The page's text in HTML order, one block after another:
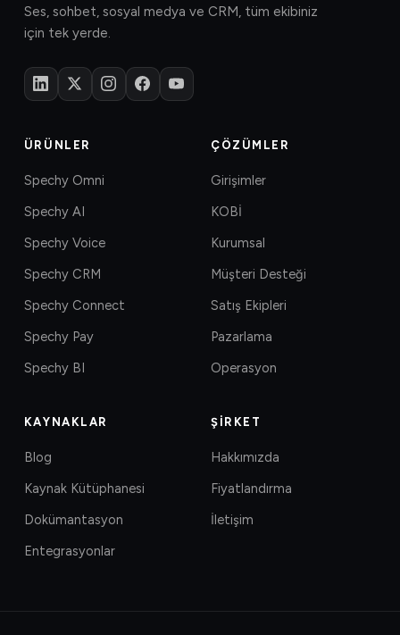
Ses, sohbet, sosyal medya ve CRM, tüm ekibiniz
için tek yerde.
ÜRÜNLER
Spechy Omni
Spechy AI
Spechy Voice
Spechy CRM
Spechy Connect
Spechy Pay
Spechy BI
ÇÖZÜMLER
Girişimler
KOBİ
Kurumsal
Müşteri Desteği
Satış Ekipleri
Pazarlama
Operasyon
KAYNAKLAR
Blog
Kaynak Kütüphanesi
Dokümantasyon
Entegrasyonlar
ŞIRKET
Hakkımızda
Fiyatlandırma
İletişim